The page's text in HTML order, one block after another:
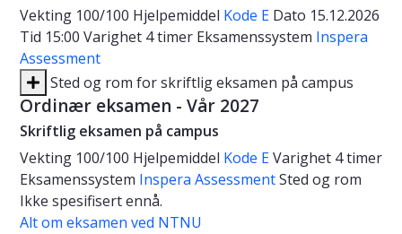
Vekting 100/100 Hjelpemiddel Kode E Dato 15.12.2026
Tid 15:00 Varighet 4 timer Eksamenssystem Inspera
Assessment
Sted og rom for skriftlig eksamen på campus
Ordinær eksamen - Vår 2027
Skriftlig eksamen på campus
Vekting 100/100 Hjelpemiddel Kode EVarighet 4 timer
Eksamenssystem Inspera AssessmentSted og rom
Ikke spesifisert ennå.
Alt om eksamen ved NTNU